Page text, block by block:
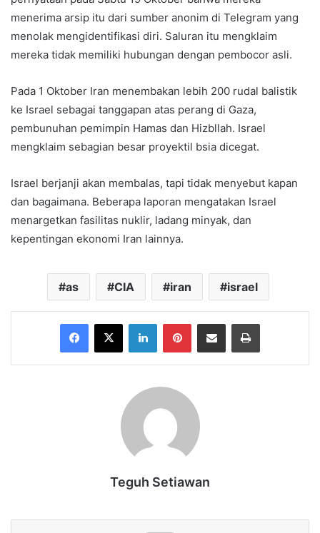
menerima arsip itu dari sumber anonim di Telegram yang
menolak mengidentifikasi diri. Saluran itu mengklaim
mereka tidak memiliki hubungan dengan pembocor asli.
Pada 1 Oktober Iran menembakan lebih 200 rudal balistik
ke Israel sebagai tanggapan atas perang di Gaza,
pembunuhan pemimpin Hamas dan Hizbllah. Israel
mengklaim sebagian besar proyektil bsia dicegat.
Israel berjanji akan membalas, tapi tidak menyebut kapan
dan bagaimana. Beberapa laporan mengatakan Israel
menargetkan fasilitas nuklir, ladang minyak, dan
kepentingan ekonomi Iran lainnya.
as CIA iran israel
Facebook
X LinkedInPinterestShare via Email Print
Teguh Setiawan